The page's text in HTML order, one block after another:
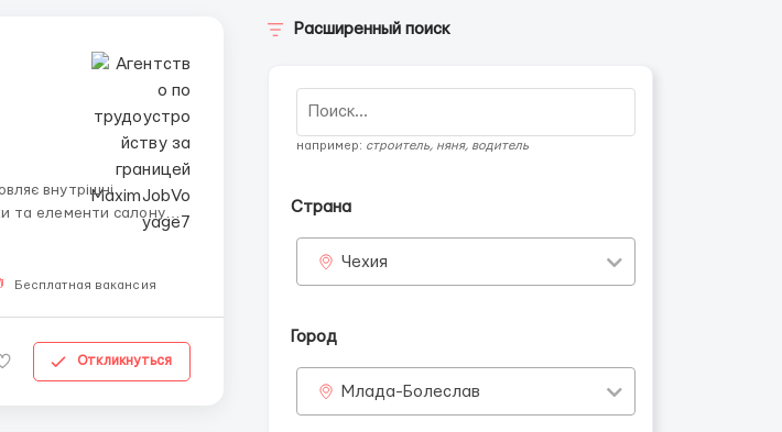
внутрішні
та елементи салону
Бесплатная вакансия
Откликнуться
Расширенный поиск
например: строитель, няня, водитель
Страна
Чехия
Город
Млада-Болеслав